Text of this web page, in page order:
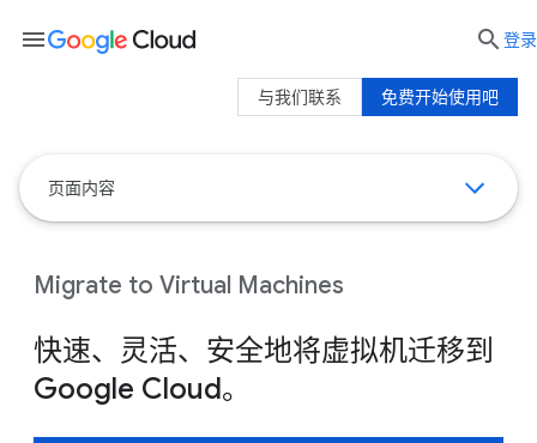
页面内容
Migrate to Virtual Machines
快速、灵活、安全地将虚拟机迁移到
Google Cloud。
menu  登录
免费开始使用吧
与我们联系